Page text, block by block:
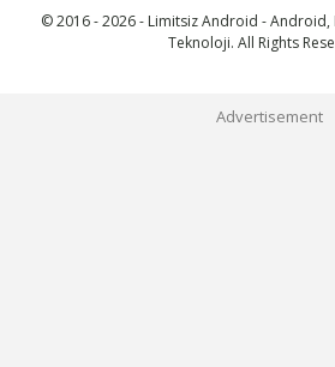
© 2016 - 2026 - Limitsiz Android -
Teknoloji. All Rights
Advertisement